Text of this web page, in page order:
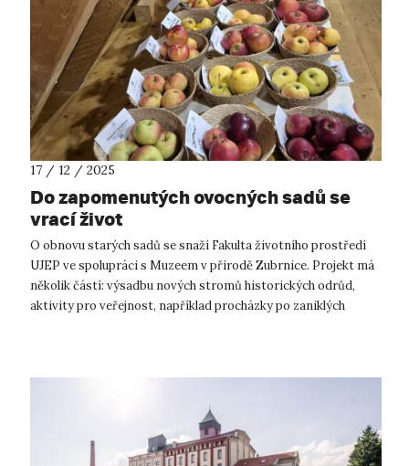
17 / 12 / 2025
Do zapomenutých ovocných sadů se
vrací život
O obnovu starých sadů se snaží Fakulta životního prostředí
UJEP ve spolupráci s Muzeem v přírodě Zubrnice. Projekt má
několik částí: výsadbu nových stromů historických odrůd,
aktivity pro veřejnost, například procházky po zaniklých